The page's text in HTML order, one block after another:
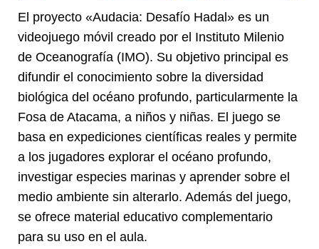
El proyecto «Audacia: Desafío Hadal» es un
videojuego móvil creado por el Instituto Milenio
de Oceanografía (IMO). Su objetivo principal es
difundir el conocimiento sobre la diversidad
biológica del océano profundo, particularmente la
Fosa de Atacama, a niños y niñas. El juego se
basa en expediciones científicas reales y permite
a los jugadores explorar el océano profundo,
investigar especies marinas y aprender sobre el
medio ambiente sin alterarlo. Además del juego,
se ofrece material educativo complementario
para su uso en el aula.